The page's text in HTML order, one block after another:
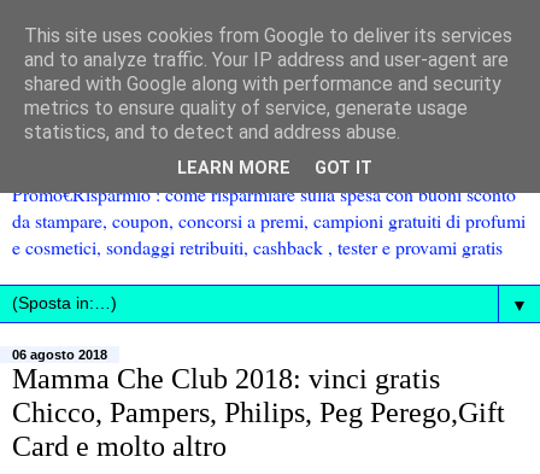
Promo€Risparmio : come risparmiare sulla spesa con buoni sconto
da stampare, coupon, concorsi a premi, campioni gratuiti di profumi
e cosmetici, sondaggi retribuiti, cashback , tester e provami gratis
▼
06 agosto 2018
Mamma Che Club 2018: vinci gratis
Chicco, Pampers, Philips, Peg Perego,Gift
Card e molto altro
This site uses cookies from Google to deliver its services
and to analyze traffic. Your IP address and user-agent are
shared with Google along with performance and security
metrics to ensure quality of service, generate usage
statistics, and to detect and address abuse.
LEARN MORE GOT IT